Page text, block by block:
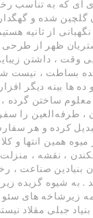
ای که به تناسب
شده و
از ثانیه
ظهر از طرحی
وقت ، داشتن
بساطت ، نیست
ده ها بینه دیگر
ساختن گرده
، طرفه‌العین را
کرده و هر
میوه همین انتها و
، نقشه ،
بنیادین صناعت ،
. به شیوه گزیده
زیرشاخه های
جبلی مقلاد